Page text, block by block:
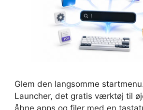
Glem den langsomme
Launcher, det gratis værktøj til